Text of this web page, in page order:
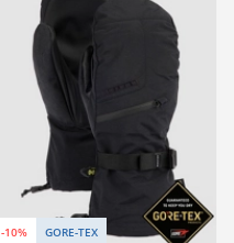
-10% GORE-TEX